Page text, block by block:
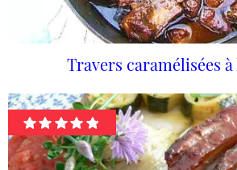
Travers caramélisées